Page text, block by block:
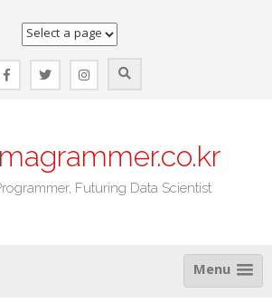
Futuring Data Scientist
Menu